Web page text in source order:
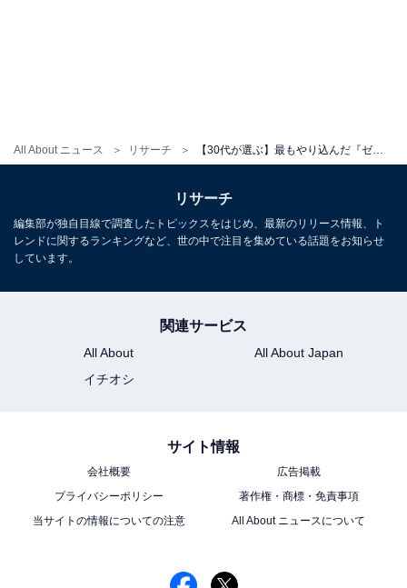
All About ニュース リサーチ
1 2
リサーチ
編集部が独自目線で調査したトピックスをはじめ、最新のリリース情報、ト
レンドに関するランキングなど、世の中で注目を集めている話題をお知らせ
しています。
関連サービス
All About
All About Japan
イチオシ
サイト情報
会社概要
広告掲載
プライバシーポリシー
著作権・商標・免責事項
当サイトの情報についての注意
All About ニュースについて